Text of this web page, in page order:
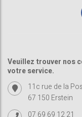
Veuillez trouver nos
votre service.
11c rue de la
67 150 Erstein
07 69 69 12 21